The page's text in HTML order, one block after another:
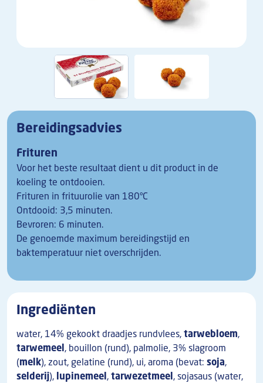
Bereidingsadvies
Frituren
Voor het beste resultaat dient u dit product in de
koeling te ontdooien.
Frituren in frituurolie van 180°C
Ontdooid: 3,5 minuten.
Bevroren: 6 minuten.
De genoemde maximum bereidingstijd en
baktemperatuur niet overschrijden.
Ingrediënten
water, 14% gekookt draadjes rundvlees,tarwebloem,
tarwemeel, bouillon (rund), palmolie, 3% slagroom
(melk), zout, gelatine (rund), ui, aroma (bevat: soja,
selderij), lupinemeel,tarwezetmeel, sojasaus (water,